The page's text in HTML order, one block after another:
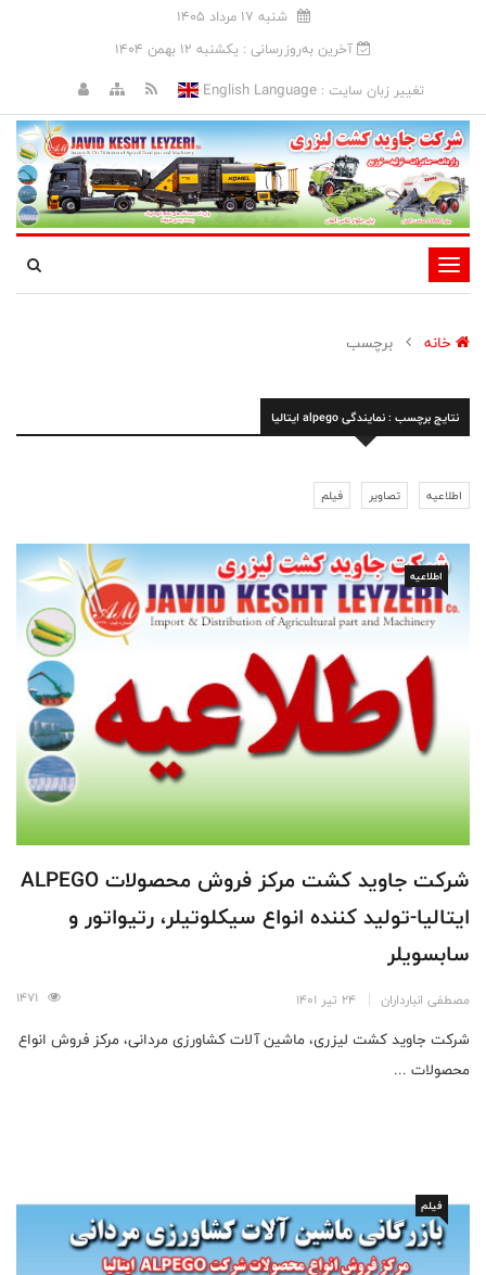
شنبه 17 مرداد 1405
آخرین به‌روزرسانی : يکشنبه 12 بهمن 1404
تغییر زبان سایت :English Language
تغییر
وضعیت
ناوبری
خانه برچسب
نتایج برچسب : نمایندگی alpego ایتالیا
اطلاعیه تصاویر فیلم
اطلاعیه
شرکت جاوید کشت مرکز فروش محصولات ALPEGO
ایتالیا-تولید کننده انواع سیکلوتیلر، رتیواتور و
سابسویلر
مصطفی انبارداران 24 تیر 1401
شرکت جاوید کشت لیزری، ماشین آلات کشاورزی مردانی، مرکز فروش انواع
محصولات ...
فیلم